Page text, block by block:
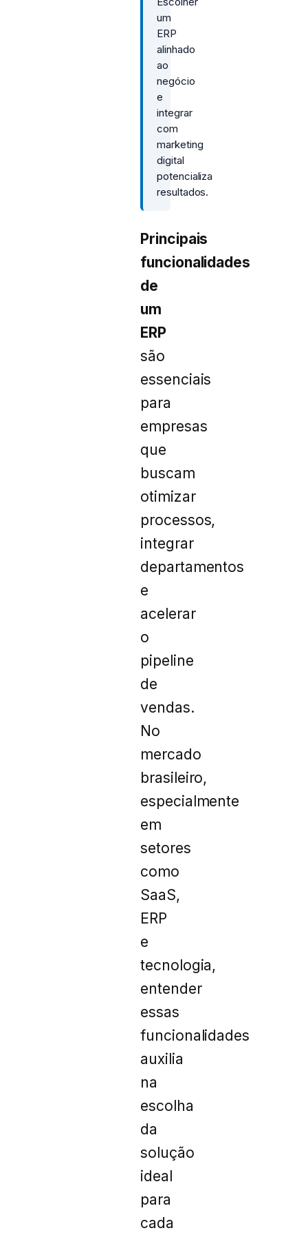
um
ERP
alinhado
ao
negócio
e
integrar
com
marketing
digital
potencializa
resultados.
Principais
funcionalidades
de
um
ERP
são
essenciais
para
empresas
que
buscam
otimizar
processos,
integrar
departamentos
e
acelerar
o
pipeline
de
vendas.
No
mercado
brasileiro,
especialmente
em
setores
como
SaaS,
ERP
e
tecnologia,
entender
essas
funcionalidades
auxilia
na
escolha
da
solução
ideal
para
cada